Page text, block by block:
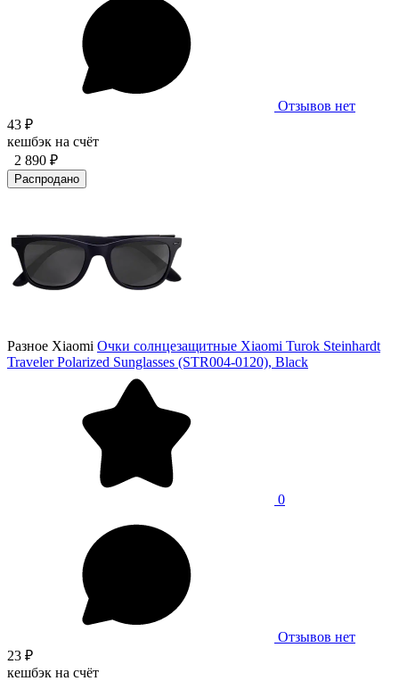
Отзывов нет
43 ₽
кешбэк на счёт
2 890 ₽
Распродано
Разное Xiaomi Очки солнцезащитные Xiaomi Turok Steinhardt
Traveler Polarized Sunglasses (STR004-0120), Black
0
Отзывов нет
23 ₽
кешбэк на счёт